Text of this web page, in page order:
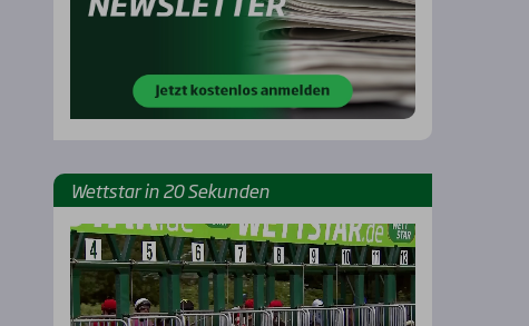
Wett­star in 20 Sekun­den